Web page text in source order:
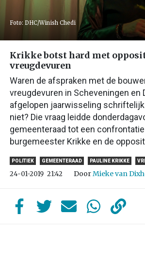
Foto: DHC/Winish Chedi
Krikke botst hard met
vreugdevuren
Waren de afspraken met de
vreugdevuren in Scheveningen en
afgelopen jaarwisseling
niet? Die vraag leidde
gemeenteraad tot een
burgemeester Krikke en de
POLITIEK GEMEENTERAAD PAULINE KRIKKE
24-01-2019 21:42 DoorMieke van